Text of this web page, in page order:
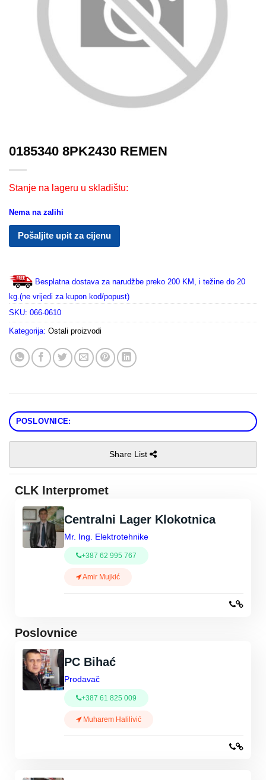
0185340 8PK2430 REMEN
Stanje na lageru u skladištu:
Nema na zalihi
Pošaljite upit za cijenu
Besplatna dostava za narudžbe preko 200 KM, i težine do 20
kg.(ne vrijedi za kupon kod/popust)
SKU: 066-0610
Kategorija: Ostali proizvodi
POSLOVNICE:
Share List
CLK Interpromet
Centralni Lager Klokotnica
Mr. Ing. Elektrotehnike
+387 62 995 767
Amir Mujkić
Poslovnice
PC Bihać
Prodavač
+387 61 825 009
Muharem Halilivić